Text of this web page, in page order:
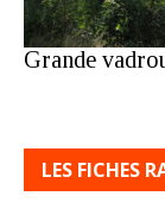
Grande
LES FICHES